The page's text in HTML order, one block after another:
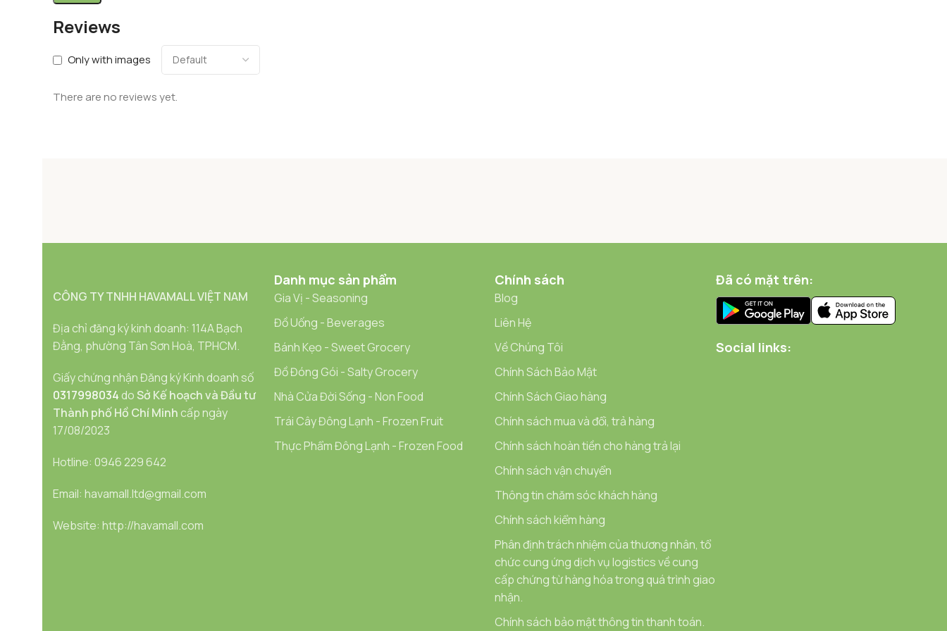
Reviews
Only with images
There are no reviews yet.
CÔNG TY TNHH HAVAMALL VIỆT NAM
Địa chỉ đăng ký kinh doanh: 114A Bạch
Đằng, phường Tân Sơn Hoà, TPHCM.
Giấy chứng nhận Đăng ký Kinh doanh số
0317998034 doSở Kế hoạch và Đầu tư
Thành phố Hồ Chí Minh cấp ngày
17/08/2023
Hotline: 0946 229 642
Email: havamall.ltd@gmail.com
Website: http://havamall.com
Danh mục sản phẩm
Gia Vị - Seasoning
Đồ Uống - Beverages
Bánh Kẹo - Sweet Grocery
Đồ Đóng Gói - Salty Grocery
Nhà Cửa Đời Sống - Non Food
Trái Cây Đông Lạnh - Frozen Fruit
Thực Phẩm Đông Lạnh - Frozen Food
Chính sách
Blog
Liên Hệ
Về Chúng Tôi
Chính Sách Bảo Mật
Chính Sách Giao hàng
Chính sách mua và đổi, trả hàng
Chính sách hoàn tiền cho hàng trả lại
Chính sách vận chuyển
Thông tin chăm sóc khách hàng
Chính sách kiểm hàng
Phân định trách nhiệm của thương nhân, tổ
chức cung ứng dịch vụ logistics về cung
cấp chứng từ hàng hóa trong quá trình giao
nhận.
Chính sách bảo mật thông tin thanh toán.
Đã có mặt trên:
Social links: